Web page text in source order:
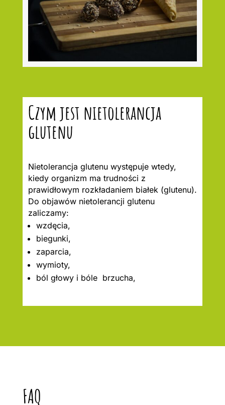
Czym jest nietolerancja
glutenu
Nietolerancja glutenu występuje wtedy,
kiedy organizm ma trudności z
prawidłowym rozkładaniem białek (glutenu).
Do objawów nietolerancji glutenu
zaliczamy:
wzdęcia,
biegunki,
zaparcia,
wymioty,
ból głowy i bóle brzucha,
FAQ